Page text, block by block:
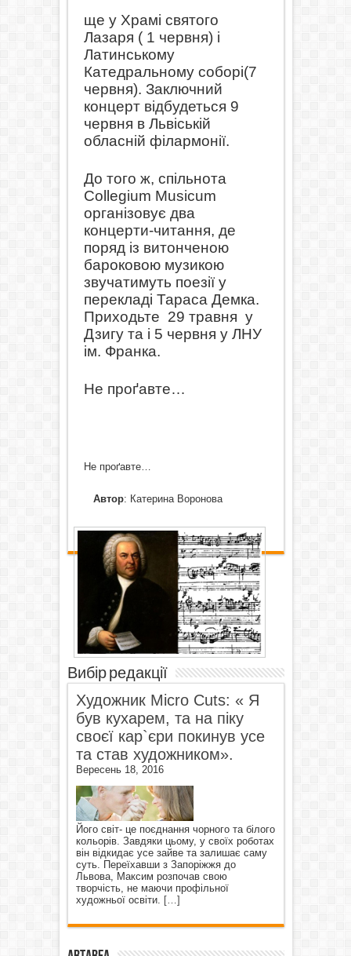
ще у Храмі святого
Лазаря ( 1 червня) і
Латинському
Катедральному соборі(7
червня). Заключний
концерт відбудеться 9
червня в Львіській
обласній філармонії.
До того ж, спільнота
Collegium Musicum
організовує два
концерти-читання, де
поряд із витонченою
бароковою музикою
звучатимуть поезії у
перекладі Тараса Демка.
Приходьте 29 травня у
Дзигу та і 5 червня у ЛНУ
ім. Франка.
Не проґавте…
Не проґавте…
Автор: Катерина Воронова
Вибір редакції
Художник Micro Cuts: « Я
був кухарем, та на піку
своєї кар`єри покинув усе
та став художником».
Вересень 18, 2016
Його світ- це поєднання чорного та білого
кольорів. Завдяки цьому, у своїх роботах
він відкидає усе зайве та залишає саму
суть. Переїхавши з Запоріжжя до
Львова, Максим розпочав свою
творчість, не маючи профільної
художньої освіти. […]